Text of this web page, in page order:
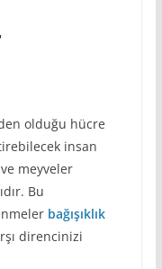
olduğu hücre
insan
meyveler
Bu
bağışıklık
direncinizi